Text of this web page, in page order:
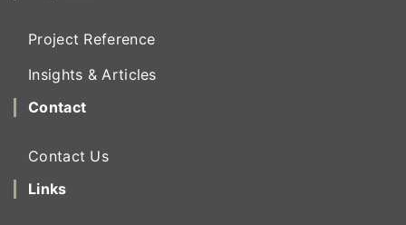
Project Reference
Insights & Articles
Contact
Contact Us
Links